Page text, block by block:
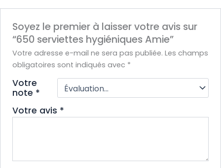
Soyez le premier à laisser votre avis sur
“650 serviettes hygiéniques Amie”
Votre adresse e-mail ne sera pas publiée. Les champs
obligatoires sont indiqués avec *
Votre
note *
Votre avis *